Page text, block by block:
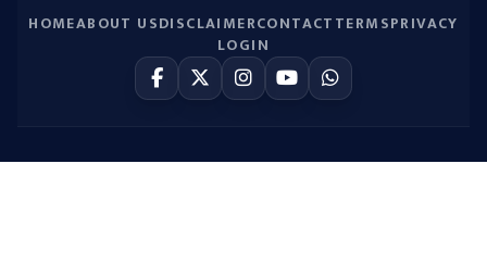
HOMEABOUT USDISCLAIMERCONTACTTERMSPRIVACY
LOGIN